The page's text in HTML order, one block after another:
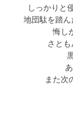
しっかりと
地団駄を踏
悔し
さと
また次